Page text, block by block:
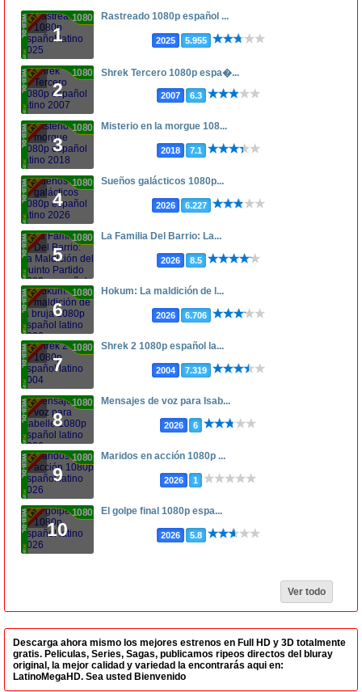
1
1080p Rastreado 1080p español ...
2025 5.955
2
1080p Shrek Tercero 1080p espa�...
2007 6.3
3
1080p Misterio en la morgue 108...
2018 7.1
4
1080p Sueños galácticos 1080p...
2026 6.227
5
1080p La Familia Del Barrio: La...
2026 8.5
6
1080p Hokum: La maldición de l...
2026 6.706
7
1080p Shrek 2 1080p español la...
2004 7.319
8
1080p Mensajes de voz para Isab...
2026 6
9
1080p Maridos en acción 1080p ...
2026 1
10
1080p El golpe final 1080p espa...
2026 5.8
Ver todo
Descarga ahora mismo los mejores estrenos en Full HD y 3D totalmente
gratis. Peliculas, Series, Sagas, publicamos ripeos directos del bluray
original, la mejor calidad y variedad la encontrarás aqui en:
LatinoMegaHD. Sea usted Bienvenido